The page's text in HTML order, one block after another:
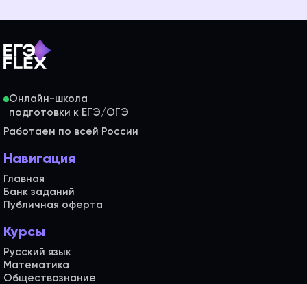
Онлайн-школа
Работаем по всей России
Навигация
Главная
Банк заданий
Публичная оферта
Курсы
Русский язык
Математика
Обществознание